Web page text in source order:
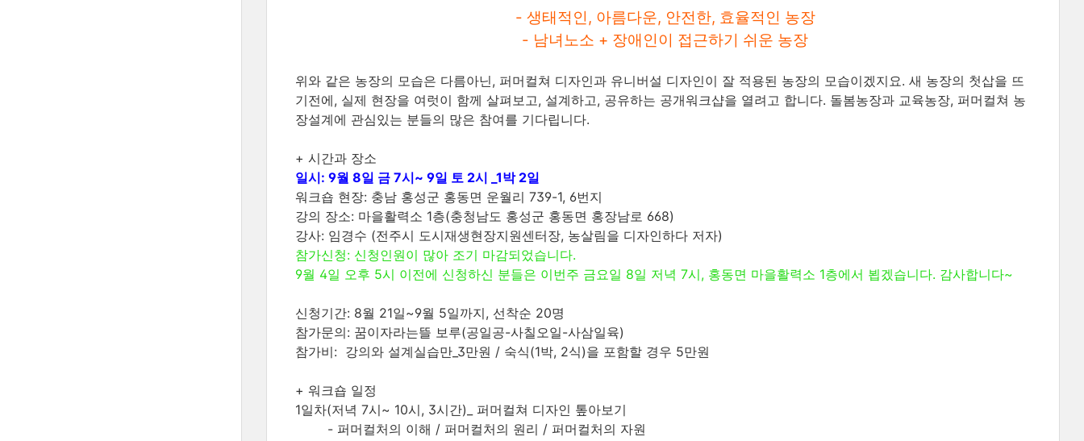
- 생태적인, 아름다운, 안전한, 효율적인 농장
- 남녀노소 + 장애인이 접근하기 쉬운 농장
위와 같은 농장의 모습은 다름아닌, 퍼머컬쳐 디자인과 유니버설 디자인이 잘 적용된 농장의 모습이겠지요. 새 농장의 첫삽을 뜨
기전에, 실제 현장을 여럿이 함께 살펴보고, 설계하고, 공유하는 공개워크샵을 열려고 합니다. 돌봄농장과 교육농장, 퍼머컬쳐 농
장설계에 관심있는 분들의 많은 참여를 기다립니다.
+ 시간과 장소
일시: 9월 8일 금 7시~ 9일 토 2시 _1박 2일
워크숍 현장: 충남 홍성군 홍동면 운월리 739-1, 6번지
강의 장소: 마을활력소 1층(충청남도 홍성군 홍동면 홍장남로 668)
강사: 임경수 (전주시 도시재생현장지원센터장, 농살림을 디자인하다 저자)
참가신청: 신청인원이 많아 조기 마감되었습니다.
9월 4일 오후 5시 이전에 신청하신 분들은 이번주 금요일 8일 저녁 7시, 홍동면 마을활력소 1층에서 뵙겠습니다. 감사합니다~
신청기간: 8월 21일~9월 5일까지, 선착순 20명
참가문의: 꿈이자라는뜰 보루(공일공-사칠오일-사삼일육)
참가비: 강의와 설계실습만_3만원 / 숙식(1박, 2식)을 포함할 경우 5만원
+ 워크숍 일정
1일차(저녁 7시~ 10시, 3시간)_ 퍼머컬쳐 디자인 톺아보기
- 퍼머컬처의 이해 / 퍼머컬처의 원리 / 퍼머컬처의 자원